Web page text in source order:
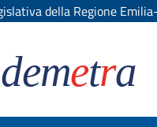
della Regione
demetra